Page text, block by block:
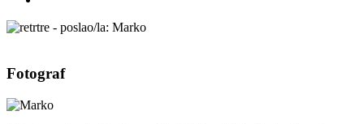
Fotograf